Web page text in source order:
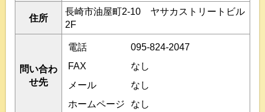
住所
長崎市油屋町2-10 ヤサカストリートビル
2F
問い合わ
せ先
電話
095-824-2047
FAX
なし
メール
なし
ホームページ
なし